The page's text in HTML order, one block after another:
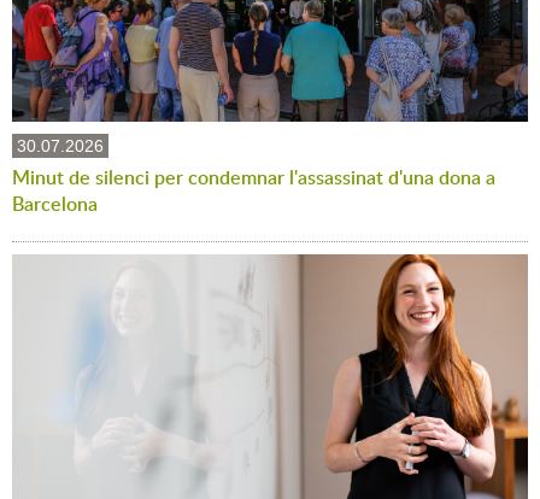
30.07.2026
Minut de silenci per condemnar l'assassinat d'una dona a
Barcelona